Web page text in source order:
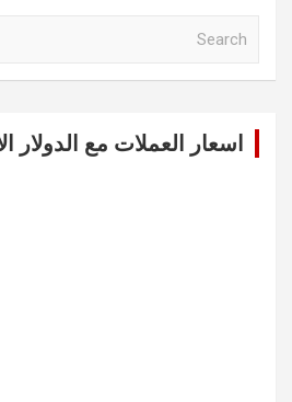
اسعار العملات مع الدولار